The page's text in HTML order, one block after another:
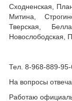
Сходненская,
Митина,
Тверская,
Новослободская,
Тел. 8-968-889-95-
На вопросы
Работаю